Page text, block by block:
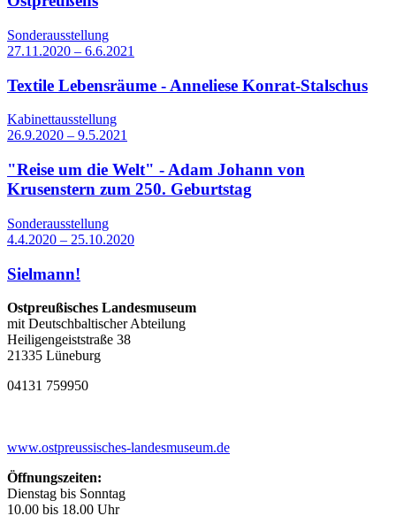
Sonderausstellung
27.11.2020 – 6.6.2021
Textile Lebensräume - Anneliese Konrat-Stalschus
Kabinettausstellung
26.9.2020 – 9.5.2021
"Reise um die Welt" - Adam Johann von
Krusenstern zum 250. Geburtstag
Sonderausstellung
4.4.2020 – 25.10.2020
Sielmann!
Ostpreußisches Landesmuseum
mit Deutschbaltischer Abteilung
Heiligengeiststraße 38
21335 Lüneburg
04131 759950
www.ostpreussisches-landesmuseum.de
Öffnungszeiten:
Dienstag bis Sonntag
10.00 bis 18.00 Uhr